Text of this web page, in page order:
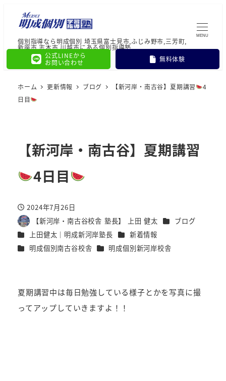
個別指導なら明成個別 埼玉県富士見市,ふじみ野市,三芳町,
新座市,志木市,川越市にある個別指導塾
公式LINEから
お問い合わせ
無料体験
MENU
ホーム 更新情報 ブログ 【新河岸・南古谷】夏期講習
4
日目
【新河岸・南古谷】夏期講習
4日目
投稿日
2024年7月26日
著
者
【新河岸・南古谷校舎 塾長】 上田 健太 カテゴリー
ブログ
カテゴリー
上田健太｜明成新河岸塾長 カテゴリー
新着情報
カテゴリー
明成個別南古谷校舎 カテゴリー
明成個別新河岸校舎
夏期講習中は毎日勉強している様子とかを写真に撮
ってアップしていきますよ！！